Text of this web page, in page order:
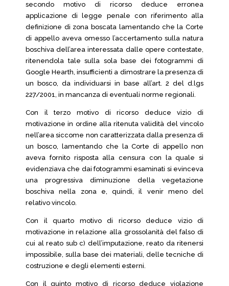
secondo motivo di ricorso deduce erronea
applicazione di legge penale con riferimento alla
definizione di zona boscata lamentando che la Corte
di appello aveva omesso l’accertamento sulla natura
boschiva dell’area interessata dalle opere contestate,
ritenendola tale sulla sola base dei fotogrammi di
Google Hearth, insufficienti a dimostrare la presenza di
un bosco, da individuarsi in base all’art. 2 del d.lgs
227/2001, in mancanza di eventuali norme regionali.
Con il terzo motivo di ricorso deduce vizio di
motivazione in ordine alla ritenuta validità del vincolo
nell’area siccome non caratterizzata dalla presenza di
un bosco, lamentando che la Corte di appello non
aveva fornito risposta alla censura con la quale si
evidenziava che dai fotogrammi esaminati si evinceva
una progressiva diminuzione della vegetazione
boschiva nella zona e, quindi, il venir meno del
relativo vincolo.
Con il quarto motivo di ricorso deduce vizio di
motivazione in relazione alla grossolanità del falso di
cui al reato sub c) dell’imputazione, reato da ritenersi
impossibile, sulla base dei materiali, delle tecniche di
costruzione e degli elementi esterni.
Con il quinto motivo di ricorso deduce violazione